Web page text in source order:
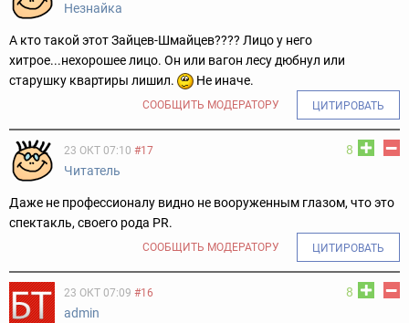
Незнайка
А кто такой этот Зайцев-Шмайцев???? Лицо у него
хитрое...нехорошее лицо. Он или вагон лесу дюбнул или
старушку квартиры лишил.
Не иначе.
СООБЩИТЬ МОДЕРАТОРУ ЦИТИРОВАТЬ
8
23 ОКТ 07:10 #17
Читатель
Даже не профессионалу видно не вооруженным глазом, что это
спектакль, своего рода PR.
СООБЩИТЬ МОДЕРАТОРУ ЦИТИРОВАТЬ
8
23 ОКТ 07:09 #16
admin